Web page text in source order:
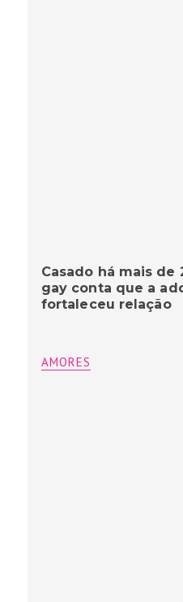
Casado há mais de
gay conta que a
fortaleceu relação
AMORES